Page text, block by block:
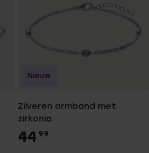
Zilveren armband met
zirkonia
44 99
Nieuw